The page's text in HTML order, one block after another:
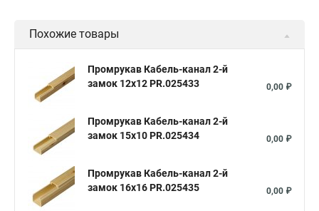
Похожие товары
Промрукав Кабель-канал 2-й
замок 12х12 PR.025433
0,00 ₽
Промрукав Кабель-канал 2-й
замок 15х10 PR.025434
0,00 ₽
Промрукав Кабель-канал 2-й
замок 16х16 PR.025435
0,00 ₽